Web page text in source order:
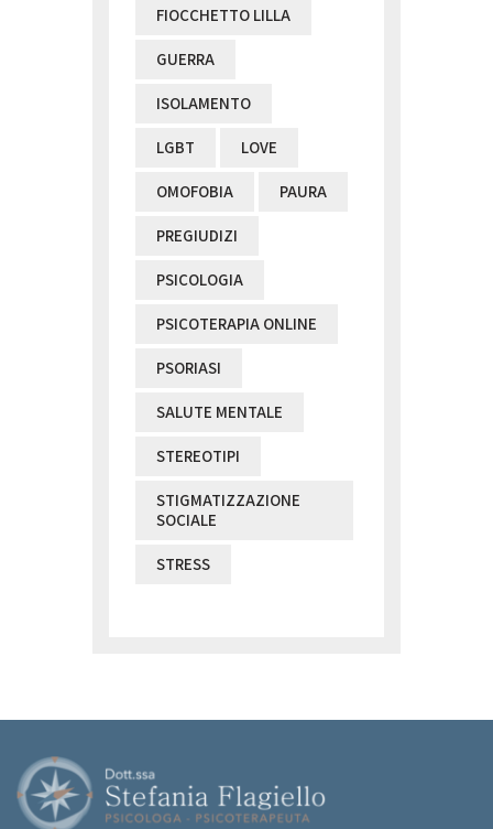
FIOCCHETTO LILLA
GUERRA
ISOLAMENTO
LGBT LOVE
OMOFOBIA PAURA
PREGIUDIZI
PSICOLOGIA
PSICOTERAPIA ONLINE
PSORIASI
SALUTE MENTALE
STEREOTIPI
STIGMATIZZAZIONE
SOCIALE
STRESS